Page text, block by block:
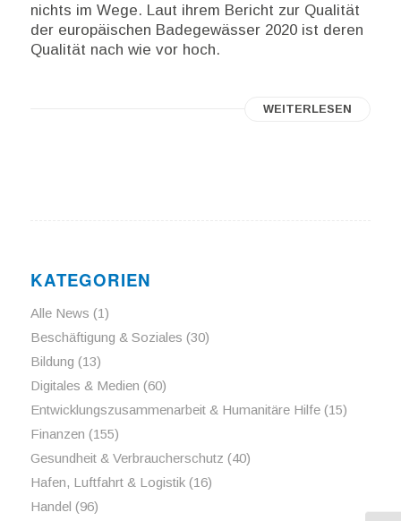
nichts im Wege. Laut ihrem Bericht zur Qualität
der europäischen Badegewässer 2020 ist deren
Qualität nach wie vor hoch.
WEITERLESEN
KATEGORIEN
Alle News (1)
Beschäftigung & Soziales (30)
Bildung (13)
Digitales & Medien (60)
Entwicklungszusammenarbeit & Humanitäre Hilfe(15)
Finanzen (155)
Gesundheit & Verbraucherschutz (40)
Hafen, Luftfahrt & Logistik(16)
Handel (96)